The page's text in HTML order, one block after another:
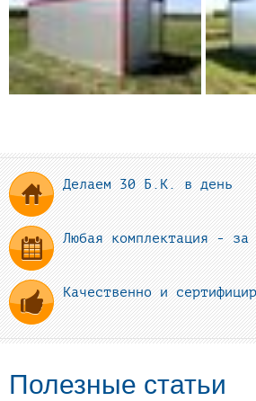
Делаем 30 Б.К. в день
Любая комплектация - за
Качественно и
Полезные статьи